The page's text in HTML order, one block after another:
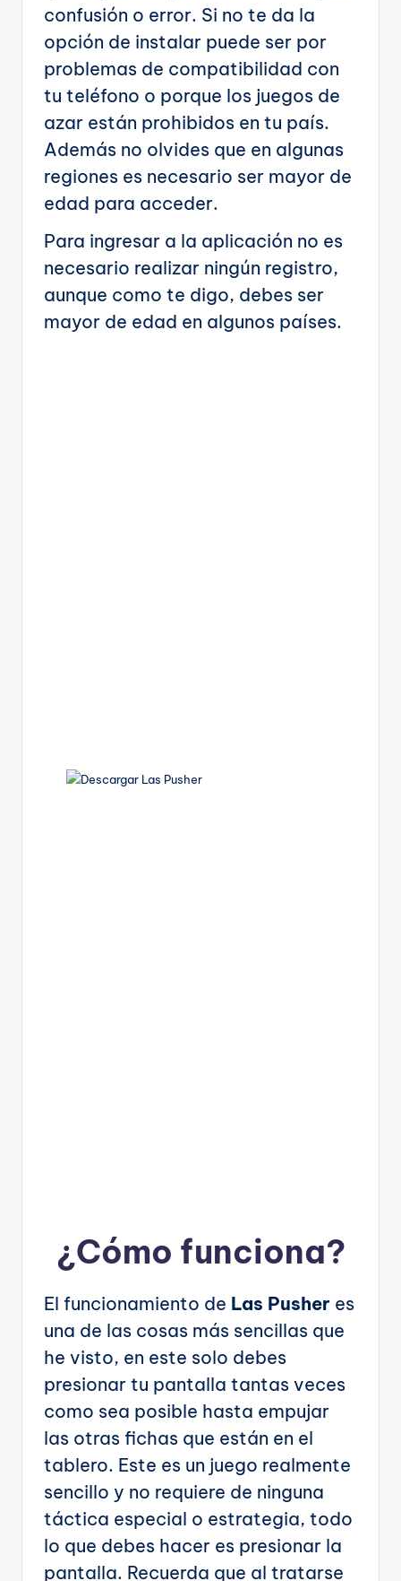
confusión o error. Si no te da la
opción de instalar puede ser por
problemas de compatibilidad con
tu teléfono o porque los juegos de
azar están prohibidos en tu país.
Además no olvides que en algunas
regiones es necesario ser mayor de
edad para acceder.
Para ingresar a la aplicación no es
necesario realizar ningún registro,
aunque como te digo, debes ser
mayor de edad en algunos países.
¿Cómo funciona?
El funcionamiento de Las Pusher es
una de las cosas más sencillas que
he visto, en este solo debes
presionar tu pantalla tantas veces
como sea posible hasta empujar
las otras fichas que están en el
tablero. Este es un juego realmente
sencillo y no requiere de ninguna
táctica especial o estrategia, todo
lo que debes hacer es presionar la
pantalla. Recuerda que al tratarse